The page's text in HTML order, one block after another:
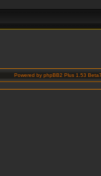
Powered by phpBB2 Plus 1.53 Beta7